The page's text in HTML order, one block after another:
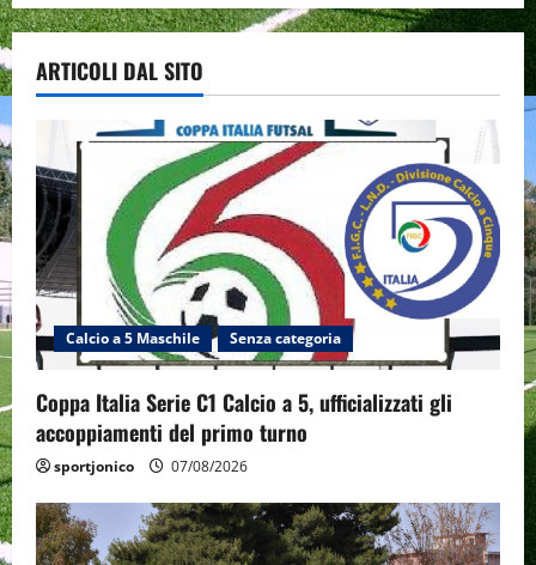
ARTICOLI DAL SITO
Calcio a 5 Maschile Senza categoria
Coppa Italia Serie C1 Calcio a 5, ufficializzati gli
accoppiamenti del primo turno
sportjonico 07/08/2026